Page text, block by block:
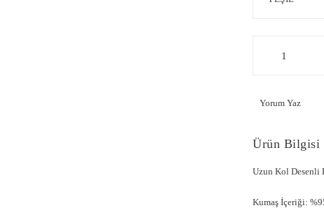
Yorum Yaz
Ürün Bilgisi
Uzun Kol Desenli
Kumaş İçeriği: